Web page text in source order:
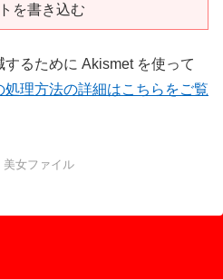
を書き込む
るために Akismet を使って
処理方法の詳細はこちらをご覧
美女ファイル